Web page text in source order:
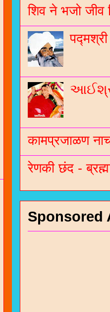
चारणी
नंबर
शिव ने भजो जीव
कामप्रजाळण
रेणकी छंद -
Sponsored